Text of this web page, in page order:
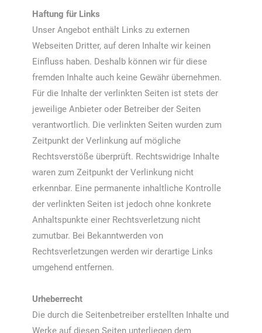
Haftung für Links
Unser Angebot enthält Links zu externen
Webseiten Dritter, auf deren Inhalte wir keinen
Einfluss haben. Deshalb können wir für diese
fremden Inhalte auch keine Gewähr übernehmen.
Für die Inhalte der verlinkten Seiten ist stets der
jeweilige Anbieter oder Betreiber der Seiten
verantwortlich. Die verlinkten Seiten wurden zum
Zeitpunkt der Verlinkung auf mögliche
Rechtsverstöße überprüft. Rechtswidrige Inhalte
waren zum Zeitpunkt der Verlinkung nicht
erkennbar. Eine permanente inhaltliche Kontrolle
der verlinkten Seiten ist jedoch ohne konkrete
Anhaltspunkte einer Rechtsverletzung nicht
zumutbar. Bei Bekanntwerden von
Rechtsverletzungen werden wir derartige Links
umgehend entfernen.
Urheberrecht
Die durch die Seitenbetreiber erstellten Inhalte und
Werke auf diesen Seiten unterliegen dem